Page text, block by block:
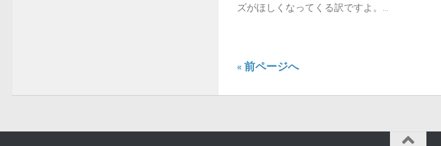
ズがほしくなってくる訳ですよ。...
« 前ページへ